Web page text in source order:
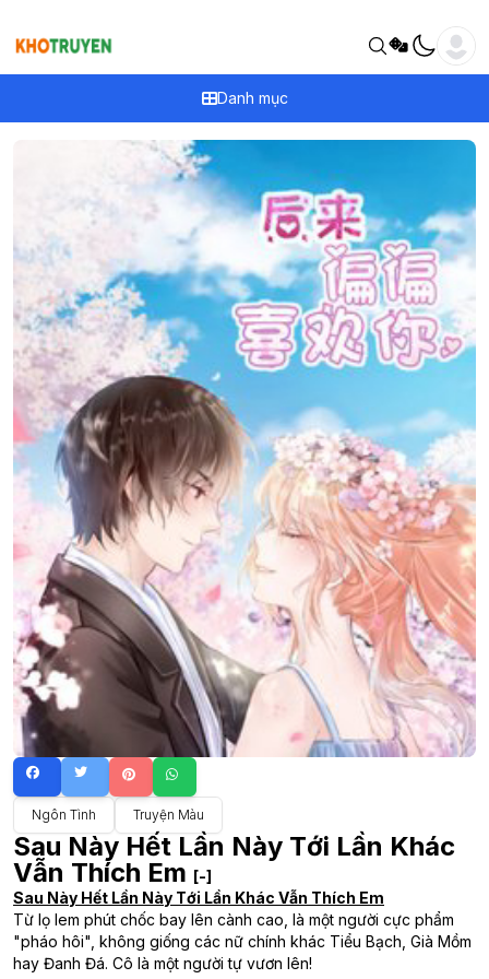
Danh mục
Ngôn Tình Truyện Màu
Sau Này Hết Lần Này Tới Lần Khác
Vẫn Thích Em [-]
Sau Này Hết Lần Này Tới Lần Khác Vẫn Thích Em
Từ lọ lem phút chốc bay lên cành cao, là một người cực phẩm
"pháo hôi", không giống các nữ chính khác Tiểu Bạch, Già Mồm
hay Đanh Đá. Cô là một người tự vươn lên!